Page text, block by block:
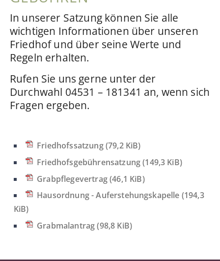
In unserer Satzung können Sie alle
wichtigen Informationen über unseren
Friedhof und über seine Werte und
Regeln erhalten.
Rufen Sie uns gerne unter der
Durchwahl 04531 – 181341 an, wenn sich
Fragen ergeben.
Friedhofssatzung(79,2 KiB)
Friedhofsgebührensatzung(149,3 KiB)
Grabpflegevertrag(46,1 KiB)
Hausordnung - Auferstehungskapelle (194,3
KiB)
Grabmalantrag(98,8 KiB)